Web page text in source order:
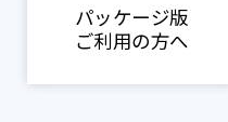
パッケージ版
ご利用の方へ